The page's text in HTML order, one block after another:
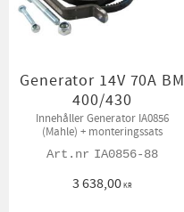
Generator 14V 70A BM
400/430
Innehåller Generator IA0856
(Mahle) + monteringssats
IA0856-88
3 638,00KR